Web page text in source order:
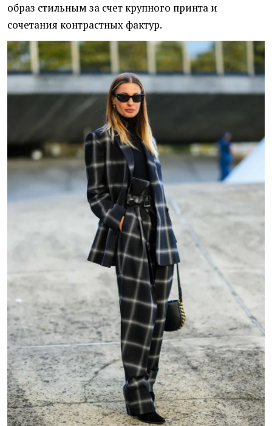
образ стильным за счет крупного принта и
сочетания контрастных фактур.